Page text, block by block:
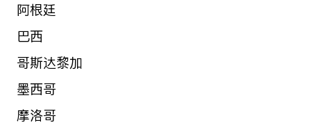
阿根廷
巴西
哥斯达黎加
墨西哥
摩洛哥